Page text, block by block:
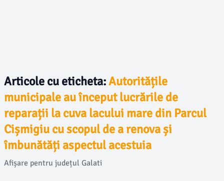
Articole cu eticheta:Autoritățile
municipale au început lucrările de
reparații la cuva lacului mare din Parcul
Cișmigiu cu scopul de a renova și
îmbunătăți aspectul acestuia
Afișare pentru județul Galati